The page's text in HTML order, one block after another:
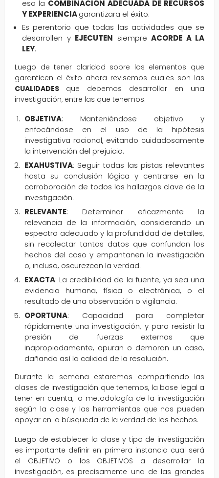
eso la COMBINACIÓN ADECUADA DE RECURSOS
Y EXPERIENCIAgarantizara el éxito.
Es perentorio que todas las actividades que se
desarrollen y EJECUTEN siempre ACORDE A LA
LEY.
Luego de tener claridad sobre los elementos que
garanticen el éxito ahora revisemos cuales son las
CUALIDADES que debemos desarrollar en una
investigación, entre las que tenemos:
OBJETIVA: Manteniéndose objetivo y
enfocándose en el uso de la hipótesis
investigativa racional, evitando cuidadosamente
la intervención del prejuicio.
EXAHUSTIVA: Seguir todas las pistas relevantes
hasta su conclusión lógica y centrarse en la
corroboración de todos los hallazgos clave de la
investigación.
RELEVANTE: Determinar eficazmente la
relevancia de la información, considerando un
espectro adecuado y la profundidad de detalles,
sin recolectar tantos datos que confundan los
hechos del caso y empantanen la investigación
o, incluso, oscurezcan la verdad.
EXACTA: La credibilidad de la fuente, ya sea una
evidencia humana, física o electrónica, o el
resultado de una observación o vigilancia.
OPORTUNA: Capacidad para completar
rápidamente una investigación, y para resistir la
presión de fuerzas externas que
inapropiadamente, apuran o demoran un caso,
dañando así la calidad de la resolución.
Durante la semana estaremos compartiendo las
clases de investigación que tenemos, la base legal a
tener en cuenta, la metodología de la investigación
según la clase y las herramientas que nos pueden
apoyar en la búsqueda de la verdad de los hechos.
Luego de establecer la clase y tipo de investigación
es importante definir en primera instancia cual será
el OBJETIVO o los OBJETIVOS a desarrollar la
investigación, es precisamente una de las grandes